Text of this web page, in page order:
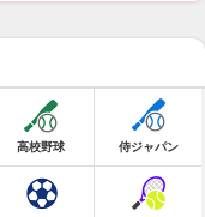
高校野球 侍ジャパン